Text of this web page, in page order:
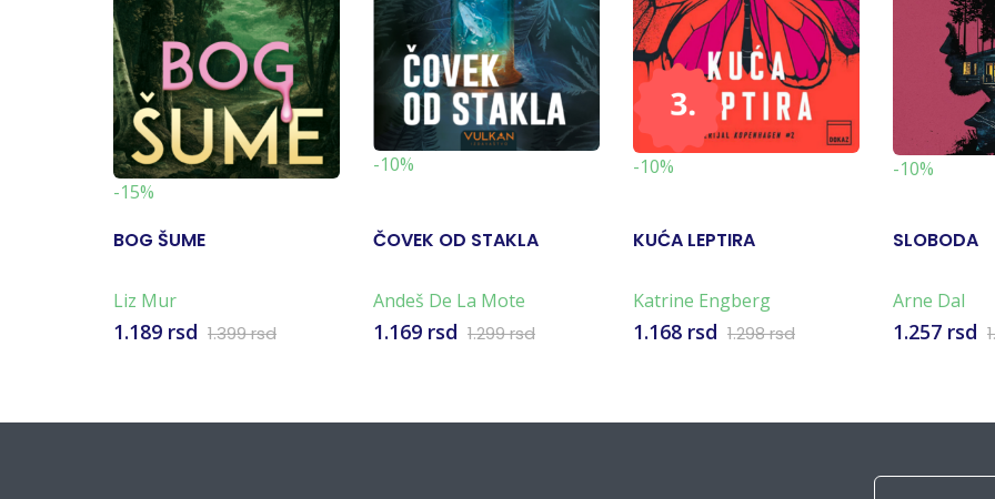
-15%
BOG ŠUME
Liz Mur
1.189 rsd 1.399 rsd
-10%
ČOVEK OD STAKLA
Andeš De La Mote
1.169 rsd 1.299 rsd
-10%
KUĆA LEPTIRA
Katrine Engberg
1.168 rsd 1.298 rsd
-10%
SLOBODA
Arne Dal
1.257 rsd